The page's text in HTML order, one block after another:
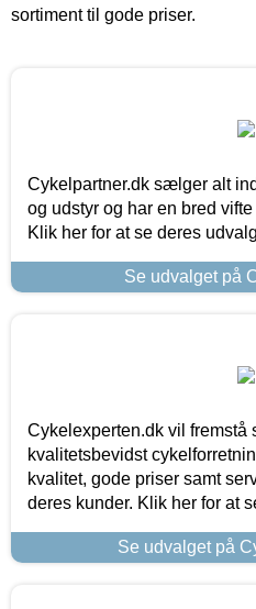
sortiment til gode priser.
Cykelpartner.dk sælger alt
og udstyr og har en bred
Klik her for at se deres
Se udvalget på
Cykelexperten.dk vil fremstå
kvalitetsbevidst
kvalitet, gode priser samt
deres kunder. Klik her for at
Se udvalget på